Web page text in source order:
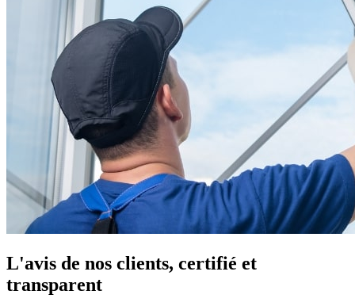
L'avis de nos clients, certifié et
transparent